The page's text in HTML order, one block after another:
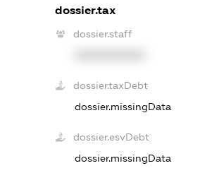
dossier.tax
dossier.staff
dossier.taxDebt
dossier.missingData
dossier.esvDebt
dossier.missingData